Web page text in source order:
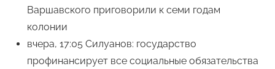
Варшавского приговорили к семи годам
колонии
вчера, 17:05 Силуанов: государство
профинансирует все социальные обязательства